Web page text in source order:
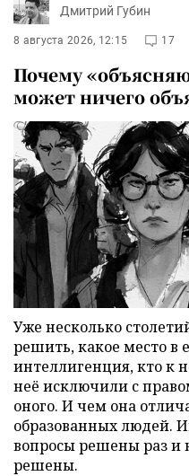
Дмитрий Губин
8 августа 2026, 12:15 17
Почему
может ничего
Уже несколько
решить, какое место в
интеллигенция, кто к
неё исключили с
оного. И чем она
образованных людей.
вопросы решены раз и
решены.